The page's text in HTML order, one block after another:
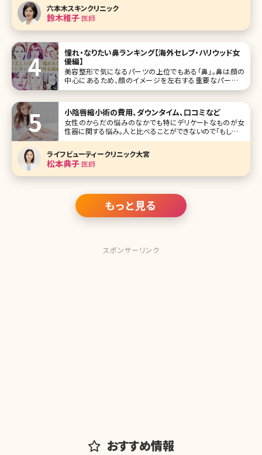
わは初期段階でケアを始めれば、深いしわになるのを防ぐこ
とも不可能ではありませ
六本木スキンクリニック
鈴木稚子医師
憧れ・なりたい鼻ランキング【海外セレブ・ハリウッド女
優編】
美容整形で気になるパーツの上位でもある「鼻」。鼻は顔の
中心にあるため、顔のイメージを左右する重要なパーツで
す。今回はそんな鼻に注目し、美しい鼻を持つ海外のセレブ
View this post on Instagra
小陰唇縮小術の費用、ダウンタイム、口コミなど
女性のからだの悩みのなかでも特にデリケートなものが女
性器に関する悩み。人と比べることができないので「もしかし
たらみんなと違うのかな?」という不安を抱えている人が意外
に多いのです。なかでも小陰唇（しょういんしん）の肥大や左
右差などは意外と多い悩み。ここでは気になるけれど、なか
なか人に聞けない「小陰唇縮
ライフビューティークリニック大宮
松本典子医師
もっと見る
スポンサーリンク
おすすめ情報